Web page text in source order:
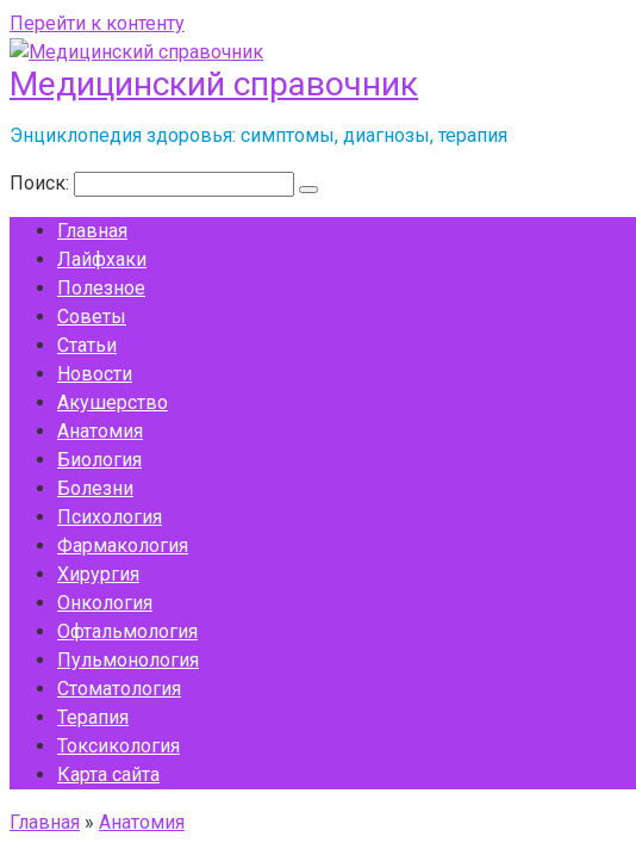
Перейти к контенту
Медицинский справочник
Энциклопедия здоровья: симптомы, диагнозы, терапия
Поиск:
Главная
Лайфхаки
Полезное
Советы
Статьи
Новости
Акушерство
Анатомия
Биология
Болезни
Психология
Фармакология
Хирургия
Онкология
Офтальмология
Пульмонология
Стоматология
Терапия
Токсикология
Карта сайта
Главная » Анатомия